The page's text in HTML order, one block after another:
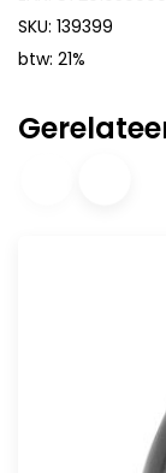
SKU: 139399
btw: 21%